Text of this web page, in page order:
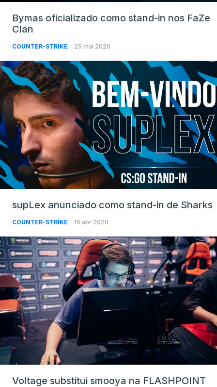
Bymas oficializado como stand-in nos FaZe
Clan
COUNTER-STRIKE 25 mai 2020
supLex anunciado como stand-in de Sharks
COUNTER-STRIKE 15 abr 2020
Voltage substitui smooya na FLASHPOINT